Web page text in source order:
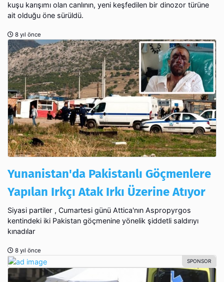
kuşu karışımı olan canlının, yeni keşfedilen bir dinozor türüne
ait olduğu öne sürüldü.
8 yıl önce
Yunanistan'da Pakistanlı Göçmenlere
Yapılan Irkçı Atak Irkı Üzerine Atıyor
Siyasi partiler , Cumartesi günü Attica'nın Aspropyrgos
kentindeki iki Pakistan göçmenine yönelik şiddetli saldırıyı
kınadılar
8 yıl önce